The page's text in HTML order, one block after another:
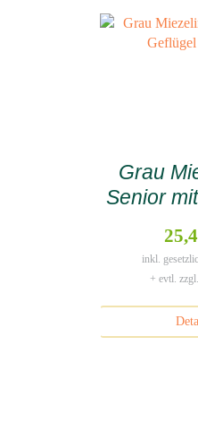
Grau
Senior
inkl.
+ evtl.